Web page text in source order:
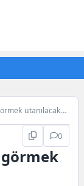
utanılacak
0
görmek